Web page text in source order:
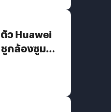
ว Huawei
กล้องซูม